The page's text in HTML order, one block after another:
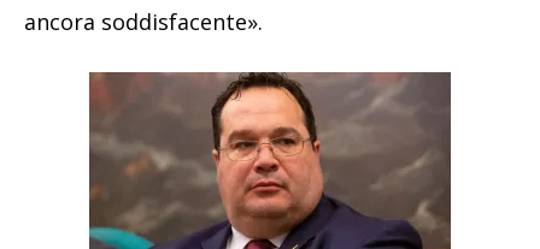
ancora soddisfacente».